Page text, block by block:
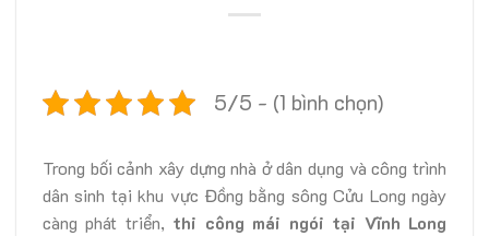
5/5 - (1 bình chọn)
Trong bối cảnh xây dựng nhà ở dân dụng và công trình
dân sinh tại khu vực Đồng bằng sông Cửu Long ngày
càng phát triển, thi công mái ngói tại Vĩnh Long